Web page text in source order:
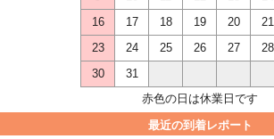
16
17 18 19 20 21
23
24 25 26 27 28
30
31
赤色の日は休業日です
最近の到着レポート